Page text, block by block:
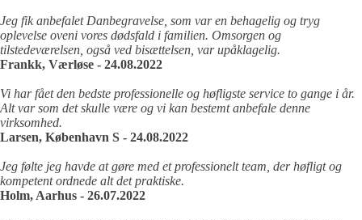
Jeg fik anbefalet Danbegravelse, som var en behagelig og tryg
oplevelse oveni vores dødsfald i familien. Omsorgen og
tilstedeværelsen, også ved bisættelsen, var upåklagelig.
Frankk, Værløse - 24.08.2022
Vi har fået den bedste professionelle og høfligste service to gange i år.
Alt var som det skulle være og vi kan bestemt anbefale denne
virksomhed.
Larsen, København S - 24.08.2022
Jeg følte jeg havde at gøre med et professionelt team, der høfligt og
kompetent ordnede alt det praktiske.
Holm, Aarhus - 26.07.2022